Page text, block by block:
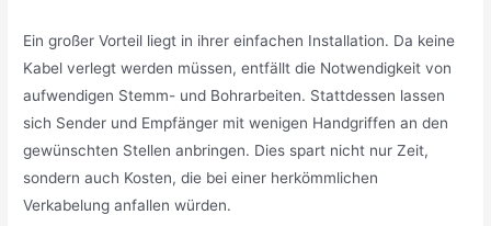
Ein großer Vorteil liegt in ihrer einfachen Installation. Da keine
Kabel verlegt werden müssen, entfällt die Notwendigkeit von
aufwendigen Stemm- und Bohrarbeiten. Stattdessen lassen
sich Sender und Empfänger mit wenigen Handgriffen an den
gewünschten Stellen anbringen. Dies spart nicht nur Zeit,
sondern auch Kosten, die bei einer herkömmlichen
Verkabelung anfallen würden.